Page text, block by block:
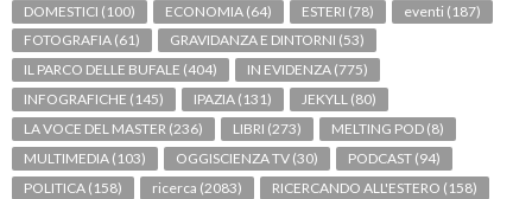
DOMESTICI (100) ECONOMIA (64) ESTERI (78) eventi (187)
FOTOGRAFIA (61) GRAVIDANZA E DINTORNI (53)
IL PARCO DELLE BUFALE (404) IN EVIDENZA (775)
INFOGRAFICHE (145) IPAZIA (131) JEKYLL (80)
LA VOCE DEL MASTER (236) LIBRI (273) MELTING POD (8)
MULTIMEDIA (103) OGGISCIENZA TV (30) PODCAST (94)
POLITICA (158) ricerca (2083) RICERCANDO ALL'ESTERO (158)